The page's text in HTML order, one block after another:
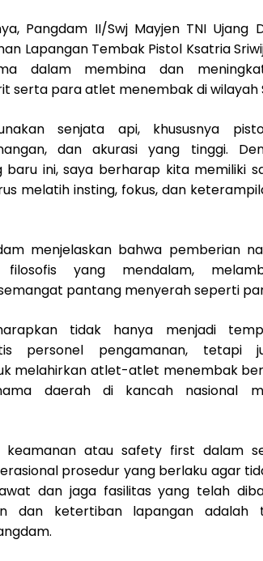
Pangdam II/Swj Mayjen TNI Ujang
Lapangan Tembak Pistol Ksatria
dalam membina dan
serta para atlet menembak di wilayah
senjata api, khususnya
dan akurasi yang tinggi.
ini, saya berharap kita memiliki
melatih insting, fokus, dan
menjelaskan bahwa pemberian
yang mendalam,
pantang menyerah seperti
tidak hanya menjadi
personel pengamanan, tetapi
melahirkan atlet-atlet menembak
daerah di kancah nasional
keamanan atau safety first dalam
prosedur yang berlaku agar
dan jaga fasilitas yang telah
dan ketertiban lapangan adalah